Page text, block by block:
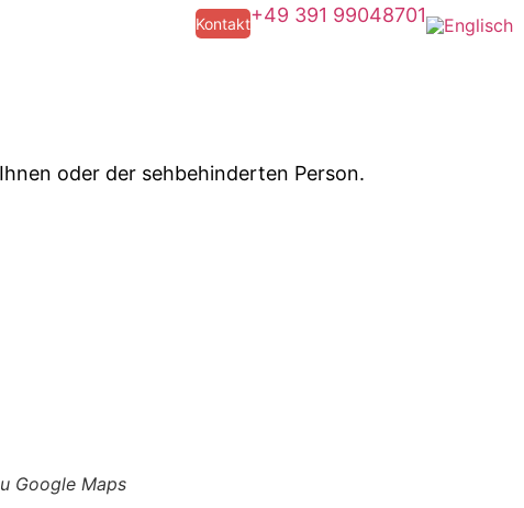
Kontakt+49 391 99048701
oder der sehbehinderten Person.
Google Maps